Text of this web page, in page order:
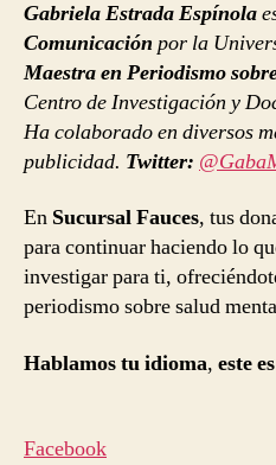
Gabriela Estrada Espínola
Comunicación por la
Maestra en Periodismo
Centro de Investigación y
Ha colaborado en diversos
publicidad. Twitter:
En Sucursal Fauces, tus
para continuar haciendo lo
investigar para ti,
periodismo sobre salud
Hablamos tu idioma, este
Facebook